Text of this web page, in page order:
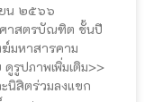
น ๒๕๖๖
าสตรบัณฑิต ชั้นปี
มหาสารคาม
รูปภาพเพิ่มเติม>>
นิสิตร่วมลงแขก